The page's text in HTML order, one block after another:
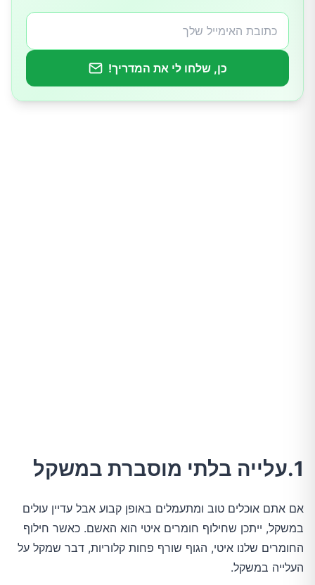
2.מים
3.אכלו ארוחות בזמנים קבועים
כן, שלחו לי את המדריך!
1.עלייה בלתי מוסברת במשקל
אם אתם אוכלים טוב ומתעמלים באופן קבוע אבל עדיין עולים
במשקל, ייתכן שחילוף חומרים איטי הוא האשם. כאשר חילוף
החומרים שלנו איטי, הגוף שורף פחות קלוריות, דבר שמקל על
העלייה במשקל.